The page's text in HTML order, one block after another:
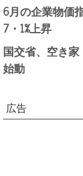
6月の企業物価
7・1%上昇
国交省、空き
始動
広告